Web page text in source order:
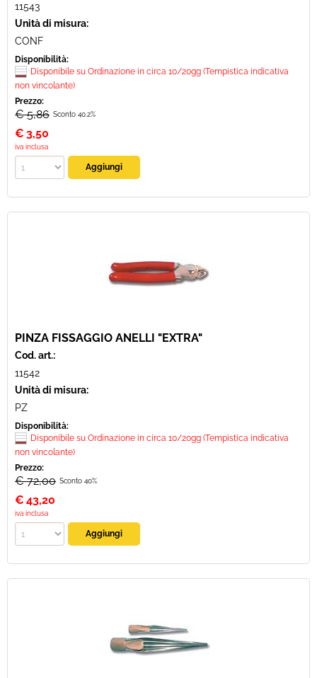
11543
Unità di misura:
CONF
Disponibilità:
Disponibile su Ordinazione in circa 10/20gg (Tempistica indicativa
non vincolante)
Prezzo:
€ 5,86 Sconto 40.2%
€ 3,50
iva inclusa
PINZA FISSAGGIO ANELLI "EXTRA"
Cod. art.:
11542
Unità di misura:
PZ
Disponibilità:
Disponibile su Ordinazione in circa 10/20gg (Tempistica indicativa
non vincolante)
Prezzo:
€ 72,00 Sconto 40%
€ 43,20
iva inclusa